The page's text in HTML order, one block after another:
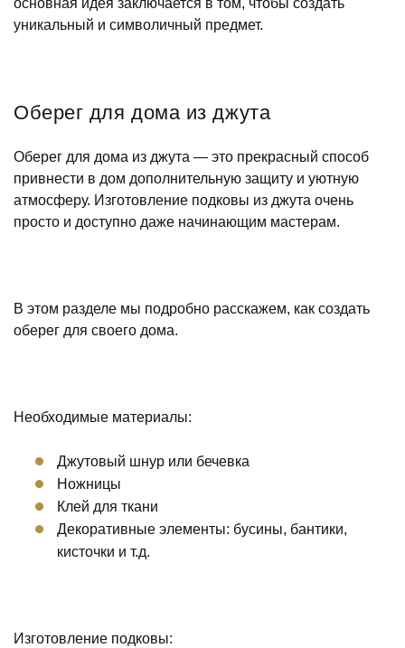
основная идея заключается в том, чтобы создать
уникальный и символичный предмет.
Оберег для дома из джута
Оберег для дома из джута — это прекрасный способ
привнести в дом дополнительную защиту и уютную
атмосферу. Изготовление подковы из джута очень
просто и доступно даже начинающим мастерам.
В этом разделе мы подробно расскажем, как создать
оберег для своего дома.
Необходимые материалы:
Джутовый шнур или бечевка
Ножницы
Клей для ткани
Декоративные элементы: бусины, бантики,
кисточки и т.д.
Изготовление подковы: